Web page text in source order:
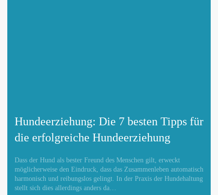
Hundeerziehung: Die 7 besten Tipps für
die erfolgreiche Hundeerziehung
Dass der Hund als bester Freund des Menschen gilt, erweckt
möglicherweise den Eindruck, dass das Zusammenleben automatisch
harmonisch und reibungslos gelingt. In der Praxis der Hundehaltung
stellt sich dies allerdings anders da…